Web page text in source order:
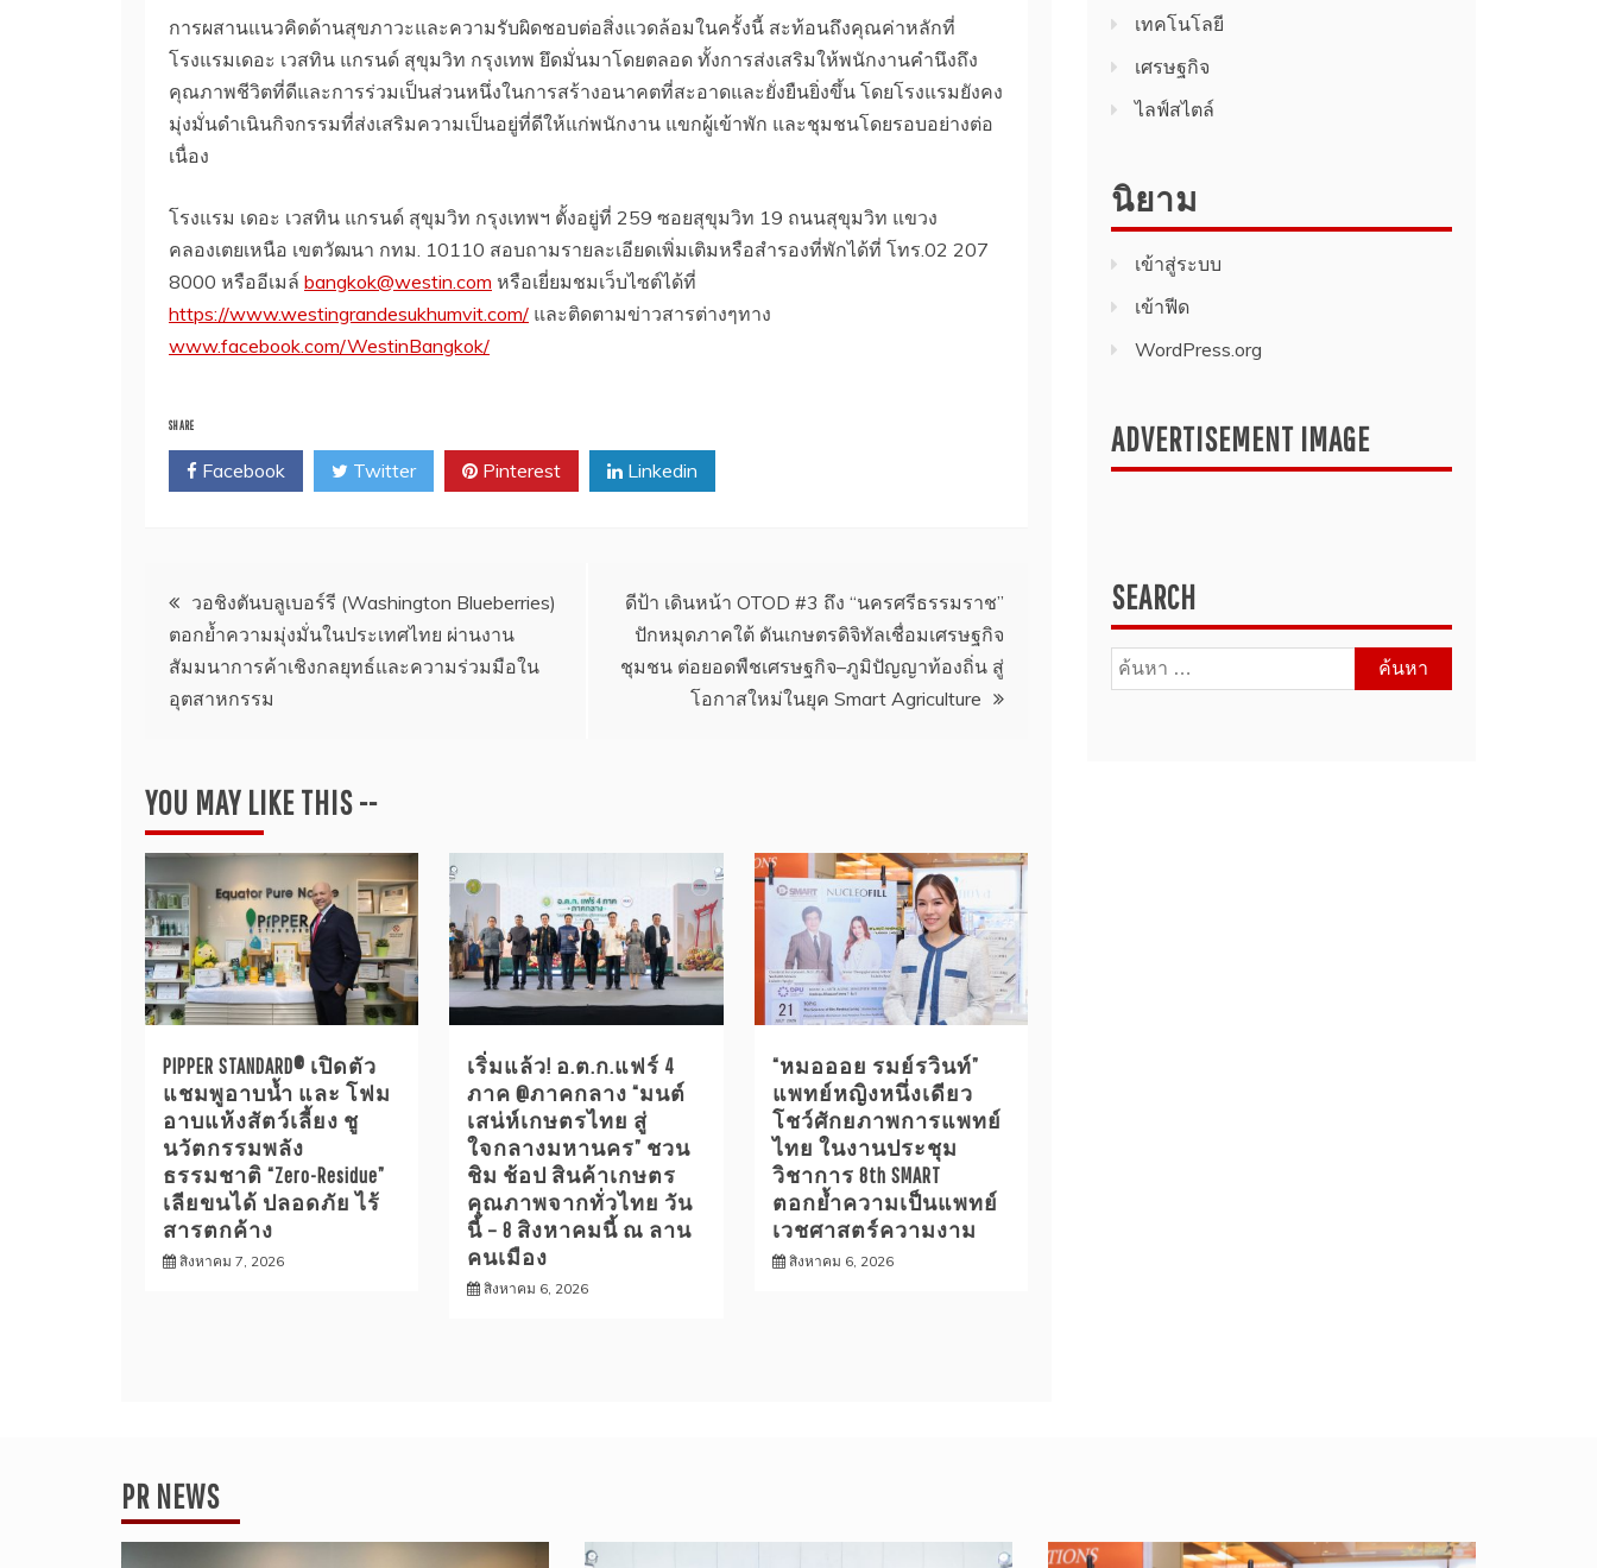
การผสานแนวคิดด้านสุขภาวะและความรับผิดชอบต่อสิ่งแวดล้อมในครั้งนี้ สะท้อนถึงคุณค่าหลักที่
โรงแรมเดอะ เวสทิน แกรนด์ สุขุมวิท กรุงเทพ ยึดมั่นมาโดยตลอด ทั้งการส่งเสริมให้พนักงานคำนึงถึง
คุณภาพชีวิตที่ดีและการร่วมเป็นส่วนหนึ่งในการสร้างอนาคตที่สะอาดและยั่งยืนยิ่งขึ้น โดยโรงแรมยังคง
มุ่งมั่นดำเนินกิจกรรมที่ส่งเสริมความเป็นอยู่ที่ดีให้แก่พนักงาน แขกผู้เข้าพัก และชุมชนโดยรอบอย่างต่อ
เนื่อง
โรงแรม เดอะ เวสทิน แกรนด์ สุขุมวิท กรุงเทพฯ ตั้งอยู่ที่ 259 ซอยสุขุมวิท 19 ถนนสุขุมวิท แขวง
คลองเตยเหนือ เขตวัฒนา กทม. 10110 สอบถามรายละเอียดเพิ่มเติมหรือสำรองที่พักได้ที่ โทร.02 207
8000 หรืออีเมล์ bangkok@westin.com หรือเยี่ยมชมเว็บไซต์ได้ที่
https://www.westingrandesukhumvit.com/ และติดตามข่าวสารต่างๆทาง
www.facebook.com/WestinBangkok/
SHARE
Facebook Twitter Pinterest Linkedin
แนะแนว
เรื่อง
วอชิงตันบลูเบอร์รี (Washington Blueberries)
ตอกย้ำความมุ่งมั่นในประเทศไทย ผ่านงาน
สัมมนาการค้าเชิงกลยุทธ์และความร่วมมือใน
อุตสาหกรรม
ดีป้า เดินหน้า OTOD #3 ถึง “นครศรีธรรมราช”
ปักหมุดภาคใต้ ดันเกษตรดิจิทัลเชื่อมเศรษฐกิจ
ชุมชน ต่อยอดพืชเศรษฐกิจ–ภูมิปัญญาท้องถิ่น สู่
โอกาสใหม่ในยุค Smart Agriculture
YOU MAY LIKE THIS --
PIPPER STANDARD® เปิดตัว
แชมพูอาบน้ำ และ โฟม
อาบแห้งสัตว์เลี้ยง ชู
นวัตกรรมพลัง
ธรรมชาติ “Zero-Residue”
เลียขนได้ ปลอดภัย ไร้
สารตกค้าง
สิงหาคม 7, 2026
เริ่มแล้ว! อ.ต.ก.แฟร์ 4
ภาค @ภาคกลาง “มนต์
เสน่ห์เกษตรไทย สู่
ใจกลางมหานคร” ชวน
ชิม ช้อป สินค้าเกษตร
คุณภาพจากทั่วไทย วัน
นี้ – 8 สิงหาคมนี้ ณ ลาน
คนเมือง
สิงหาคม 6, 2026
“หมอออย รมย์รวินท์”
แพทย์หญิงหนึ่งเดียว
โชว์ศักยภาพการแพทย์
ไทย ในงานประชุม
วิชาการ 8th SMART
ตอกย้ำความเป็นแพทย์
เวชศาสตร์ความงาม
สิงหาคม 6, 2026
เทคโนโลยี
เศรษฐกิจ
ไลฟ์สไตล์
นิยาม
เข้าสู่ระบบ
เข้าฟีด
WordPress.org
ADVERTISEMENT IMAGE
SEARCH
ค้นหา
สำหรับ:
PR NEWS